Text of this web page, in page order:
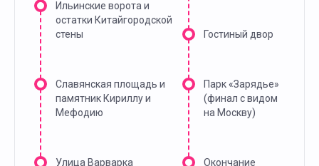
Ильинские ворота и
остатки Китайгородской
стены
Славянская площадь и
памятник Кириллу и
Мефодию
Улица Варварка
Гостиный двор
Парк «Зарядье»
(финал с видом
на Москву)
Окончание